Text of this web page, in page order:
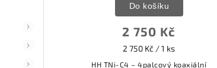
2 750 Kč
2 750 Kč / 1 ks
Do košíku
HH TNi-C4 – 4palcový koaxiální